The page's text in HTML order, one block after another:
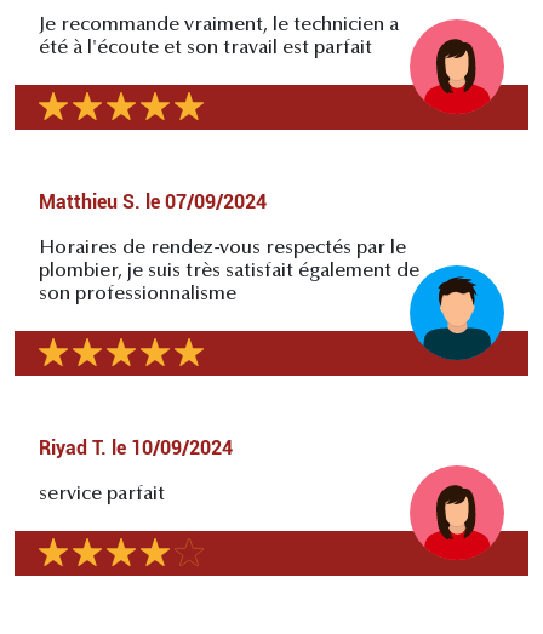
Je recommande vraiment, le technicien a
été à l'écoute et son travail est parfait
Matthieu S. le 07/09/2024
Horaires de rendez-vous respectés par le
plombier, je suis très satisfait également de
son professionnalisme
Riyad T. le 10/09/2024
service parfait